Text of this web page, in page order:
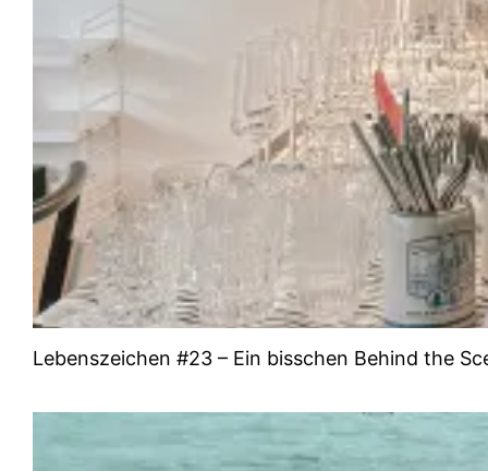
Lebenszeichen #23 – Ein bisschen Behind the